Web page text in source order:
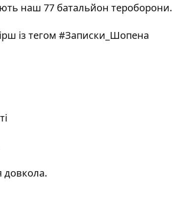
наш 77 батальйон тероборони.
із тегом #Записки_Шопена
довкола.